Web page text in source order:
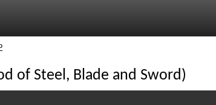
of Steel, Blade and Sword)